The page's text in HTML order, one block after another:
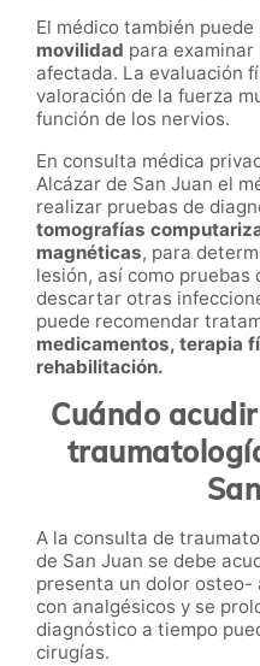
El médico también
movilidad para
afectada. La evaluación
valoración de la fuerza
función de los nervios.
En consulta médica
Alcázar de San Juan el
realizar pruebas de
tomografías
magnéticas, para
lesión, así como
descartar otras
puede recomendar
medicamentos, terapia
rehabilitación.
Cuándo
A la consulta de
de San Juan se debe
presenta un dolor
con analgésicos y se
diagnóstico a tiempo
cirugías.